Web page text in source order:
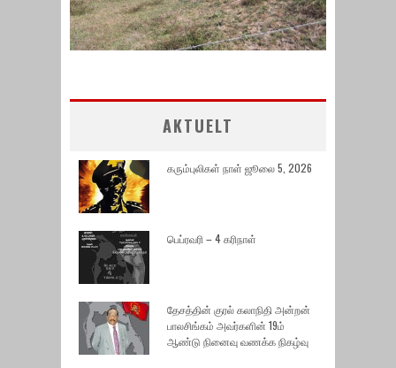
AKTUELT
கரும்புலிகள் நாள் ஜூலை 5, 2026
பெப்ரவரி – 4 கரிநாள்
தேசத்தின் குரல் கலாநிதி அன்றன்
பாலசிங்கம் அவர்களின் 19ம்
ஆண்டு நினைவு வணக்க நிகழ்வு